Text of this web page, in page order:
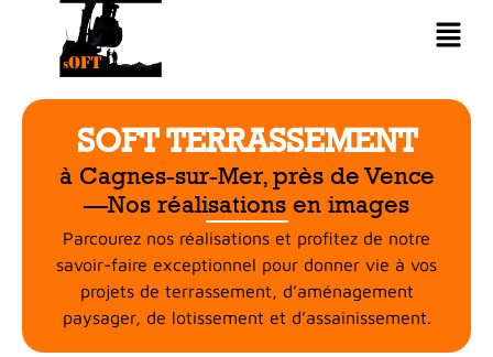
SOFT TERRASSEMENT
à Cagnes-sur-Mer, près de Vence
—Nos réalisations en images
Parcourez nos réalisations et profitez de notre
savoir-faire exceptionnel pour donner vie à vos
projets de terrassement, d’aménagement
paysager, de lotissement et d’assainissement.